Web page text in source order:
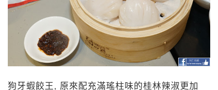
狗牙蝦餃王, 原來配充滿瑤柱味的桂林辣淑更加